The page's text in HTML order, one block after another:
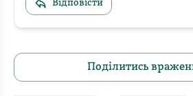
Відповісти
Поділитись